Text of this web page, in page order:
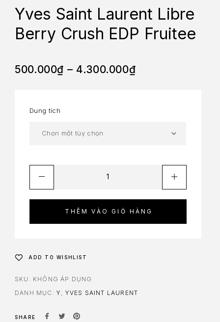
Yves Saint Laurent Libre
Berry Crush EDP Fruitee
500.000₫ – 4.300.000₫
Dung tích
THÊM VÀO GIỎ HÀNG
ADD TO WISHLIST
SKU: KHÔNG ÁP DỤNG
DANH MỤC: Y YVES SAINT LAURENT
SHARE